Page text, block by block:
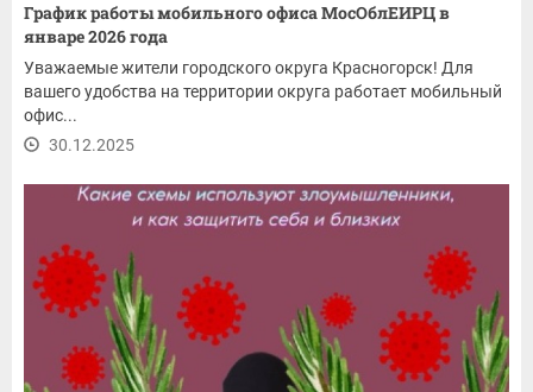
График работы мобильного офиса МосОблЕИРЦ в
январе 2026 года
Уважаемые жители городского округа Красногорск! Для
вашего удобства на территории округа работает мобильный
офис...
30.12.2025